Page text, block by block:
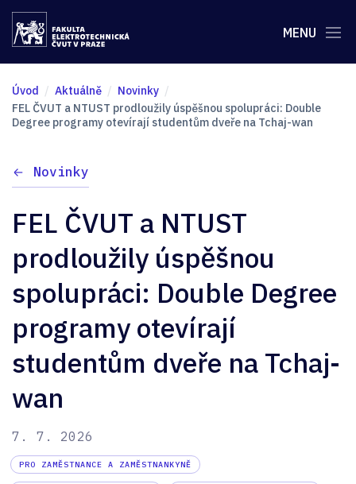
MENU
Úvod Aktuálně
Novinky
FEL ČVUT a NTUST prodloužily úspěšnou spolupráci: Double
Degree programy otevírají studentům dveře na Tchaj-wan
Novinky
FEL ČVUT a NTUST
prodloužily úspěšnou
spolupráci: Double Degree
programy otevírají
studentům dveře na Tchaj-
wan
7. 7. 2026
PRO ZAMĚSTNANCE A ZAMĚSTNANKYNĚ